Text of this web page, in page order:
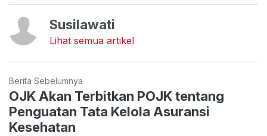
Susilawati
Lihat semua artikel
Berita Sebelumnya
OJK Akan Terbitkan POJK tentang
Penguatan Tata Kelola Asuransi
Kesehatan